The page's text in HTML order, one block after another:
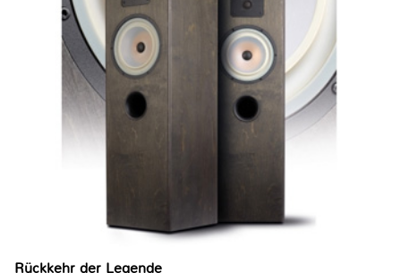
Rückkehr der Legende